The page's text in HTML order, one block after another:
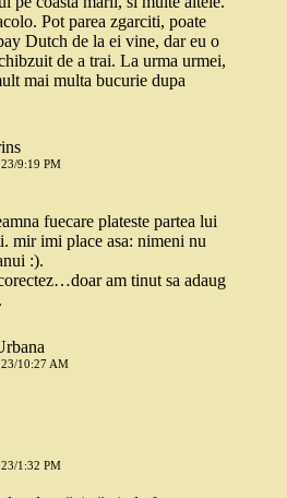
Pot parea zgarciti, poate
Dutch de la ei vine, dar eu o
de a trai. La urma urmei,
mai multa bucurie dupa
9:19 PM
fuecare plateste partea lui
mir imi place asa: nimeni nu
:).
am tinut sa adaug
10:27 AM
1:32 PM